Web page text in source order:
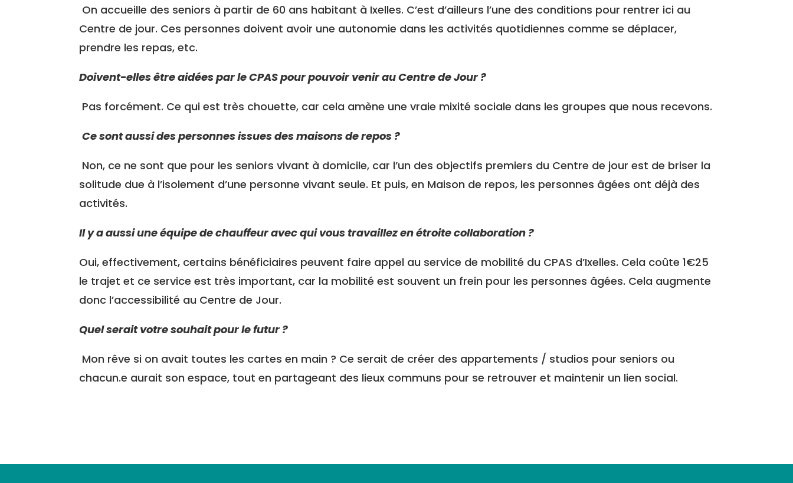
On accueille des seniors à partir de 60 ans habitant à Ixelles. C’est d’ailleurs l’une des conditions pour rentrer ici au
Centre de jour. Ces personnes doivent avoir une autonomie dans les activités quotidiennes comme se déplacer,
prendre les repas, etc.
Doivent-elles être aidées par le CPAS pour pouvoir venir au Centre de Jour ?
Pas forcément. Ce qui est très chouette, car cela amène une vraie mixité sociale dans les groupes que nous recevons.
Ce sont aussi des personnes issues des maisons de repos ?
Non, ce ne sont que pour les seniors vivant à domicile, car l’un des objectifs premiers du Centre de jour est de briser la
solitude due à l’isolement d’une personne vivant seule. Et puis, en Maison de repos, les personnes âgées ont déjà des
activités.
Il y a aussi une équipe de chauffeur avec qui vous travaillez en étroite collaboration ?
Oui, effectivement, certains bénéficiaires peuvent faire appel au service de mobilité du CPAS d’Ixelles. Cela coûte 1€25
le trajet et ce service est très important, car la mobilité est souvent un frein pour les personnes âgées. Cela augmente
donc l’accessibilité au Centre de Jour.
Quel serait votre souhait pour le futur ?
Mon rêve si on avait toutes les cartes en main ? Ce serait de créer des appartements / studios pour seniors ou
chacun.e aurait son espace, tout en partageant des lieux communs pour se retrouver et maintenir un lien social.